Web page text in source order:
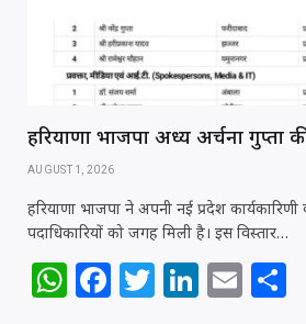
हरियाणा भाजपा अध्यक्ष अर्चना गुप्ता
AUGUST 1, 2026
हरियाणा भाजपा ने अपनी नई प्रदेश
पदाधिकारियों को जगह मिली है। इस विस्तार…
W F T Li E